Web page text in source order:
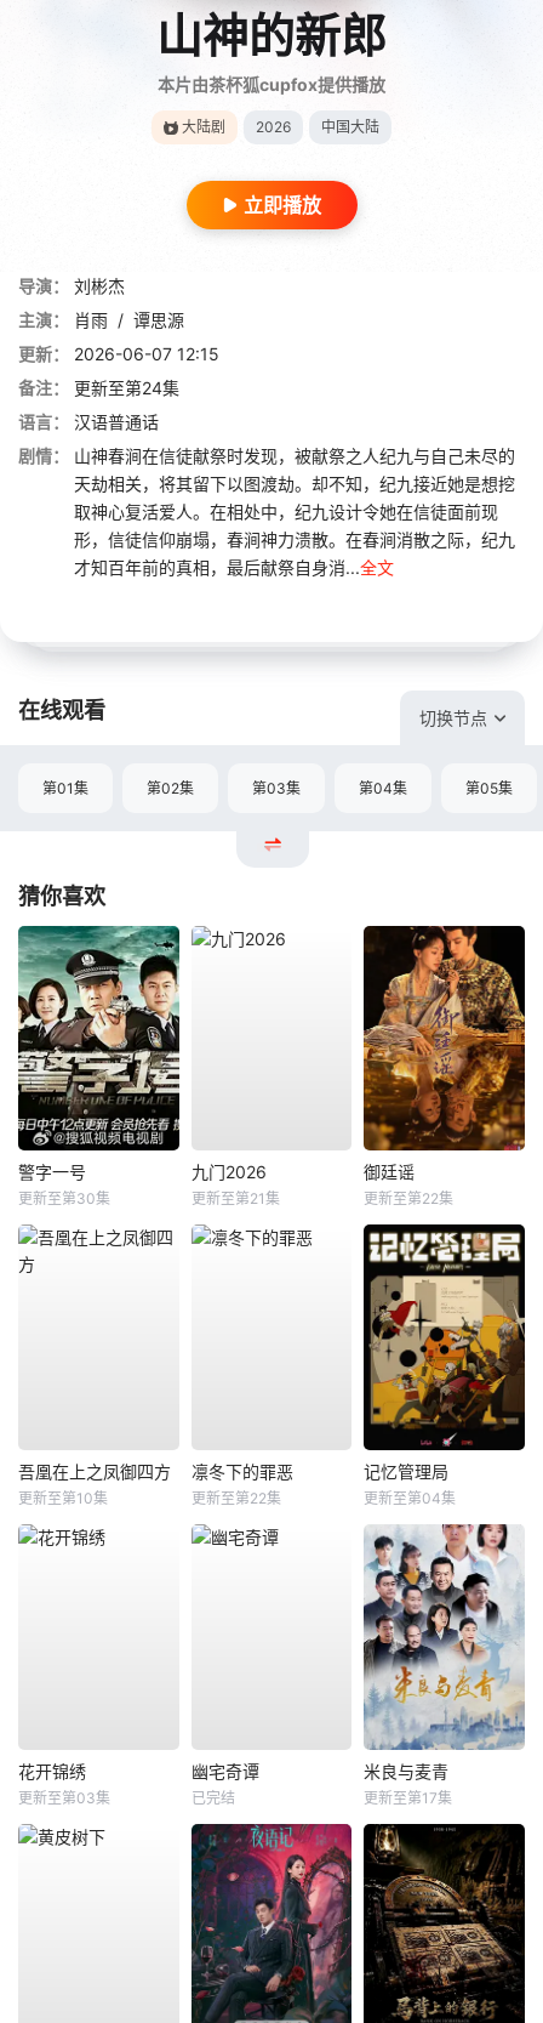
山神的新郎
本片由茶杯狐cupfox提供播放
大陆剧 2026 中国大陆
立即播放
导演：
刘彬杰
主演：
肖雨 / 谭思源
更新：
2026-06-07 12:15
备注：
更新至第24集
语言：
汉语普通话
剧情：
山神春涧在信徒献祭时发现，被献祭之人纪九与自己未尽的
天劫相关，将其留下以图渡劫。却不知，纪九接近她是想挖
取神心复活爱人。在相处中，纪九设计令她在信徒面前现
形，信徒信仰崩塌，春涧神力溃散。在春涧消散之际，纪九
才知百年前的真相，最后献祭自身消...全文
在线观看 切换节点
第01集 第02集 第03集 第04集 第05集
猜你喜欢
警字一号
更新至第30集
九门2026
更新至第21集
御廷谣
更新至第22集
吾凰在上之凤御四方
更新至第10集
凛冬下的罪恶
更新至第22集
记忆管理局
更新至第04集
花开锦绣
更新至第03集
幽宅奇谭
已完结
米良与麦青
更新至第17集